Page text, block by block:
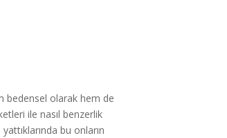
bedensel olarak hem de
ile nasıl benzerlik
bu onların